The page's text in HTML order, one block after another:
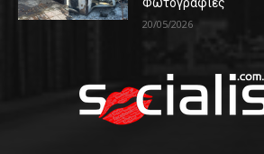
20/05/2026